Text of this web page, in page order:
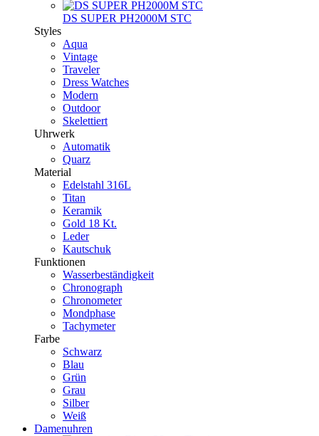
DS SUPER PH2000M STC
Styles
Aqua
Vintage
Traveler
Dress Watches
Modern
Outdoor
Skelettiert
Uhrwerk
Automatik
Quarz
Material
Edelstahl 316L
Titan
Keramik
Gold 18 Kt.
Leder
Kautschuk
Funktionen
Wasserbeständigkeit
Chronograph
Chronometer
Mondphase
Tachymeter
Farbe
Schwarz
Blau
Grün
Grau
Silber
Weiß
Damenuhren